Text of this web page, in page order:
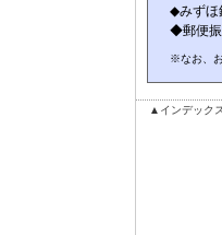
◆みずほ
◆郵便振
※なお、
▲インデック